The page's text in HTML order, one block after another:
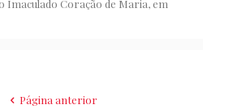
Imaculado Coração de Maria, em
Página anterior